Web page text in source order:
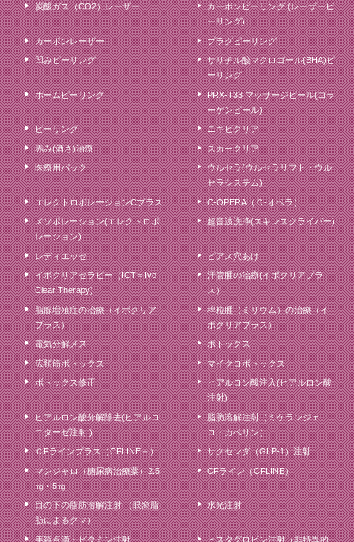
炭酸ガス（CO2）レーザー
カーボンピーリング (レーザーピ
ーリング)
カーボンレーザー プラグピーリング
凹みピーリング
サリチル酸マクロゴール(BHA)ピ
ーリング
ホームピーリング
PRX-T33 マッサージピール(コラ
ーゲンピール)
ピーリング ニキビクリア
赤み(酒さ)治療 スカークリア
医療用パック
ウルセラ(ウルセラリフト・ウル
セラシステム)
エレクトロポレーションCプラス C-OPERA（Ｃ-オペラ）
メソポレーション(エレクトロポ
レーション)
超音波洗浄(スキンスクライバー)
レディエッセ ピアス穴あけ
イボクリアセラピー（ICT＝Ivo
Clear Therapy)
汗管腫の治療(イボクリアプラ
ス）
脂腺増殖症の治療（イボクリア
プラス）
稗粒腫（ミリウム）の治療（イ
ボクリアプラス）
電気分解メス ボトックス
広頚筋ボトックス マイクロボトックス
ボトックス修正
ヒアルロン酸注入(ヒアルロン酸
注射)
ヒアルロン酸分解除去(ヒアルロ
ニターゼ注射 )
脂肪溶解注射（ミケランジェ
ロ・カベリン）
ＣFラインプラス（CFLINE＋） サクセンダ（GLP-1）注射
マンジャロ（糖尿病治療薬）2.5
㎎・5㎎
CFライン（CFLINE）
目の下の脂肪溶解注射 （眼窩脂
肪によるクマ）
水光注射
美容点滴・ビタミン注射 ヒスタグロビン注射（非特異的